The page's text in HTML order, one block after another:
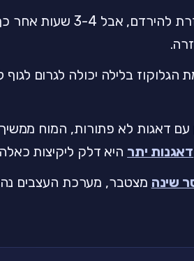
כוס יין אולי עוזרת
הגלוקוז בלילה יכולה לגרום
דאגנות יתר היא דלק ליקיצות
שינה מצטבר, מערכת העצבים